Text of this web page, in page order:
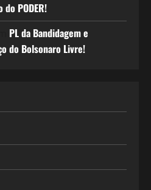
PODER!
PL da Bandidagem e
do Bolsonaro Livre!